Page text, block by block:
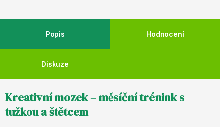
Popis Hodnocení
Diskuze
Kreativní mozek – měsíční trénink s
tužkou a štětcem